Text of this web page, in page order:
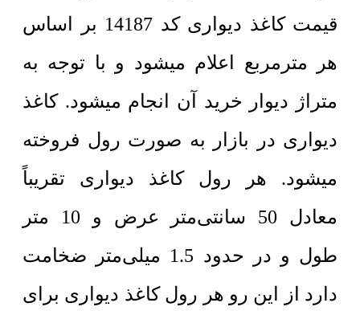
قیمت کاغذ دیواری کد 14187 بر اساس
هر مترمربع اعلام میشود و با توجه به
متراژ دیوار خرید آن انجام میشود. کاغذ
دیواری در بازار به صورت رول فروخته
میشود. هر رول کاغذ دیواری تقریباً
معادل 50 سانتی‌متر عرض و 10 متر
طول و در حدود 1.5 میلی‌متر ضخامت
دارد از این رو هر رول کاغذ دیواری برای